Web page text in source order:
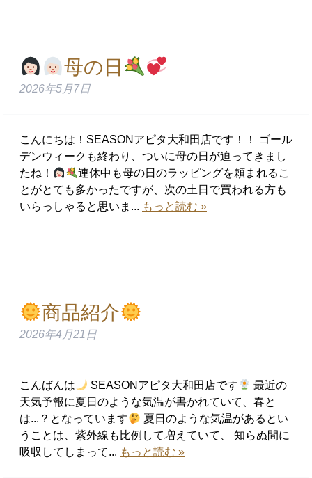
母の日
2026年5月7日
こんにちは！SEASONアピタ大和田店です！！ ゴール
デンウィークも終わり、ついに母の日が迫ってきまし
たね！
連休中も母の日のラッピングを頼まれるこ
とがとても多かったですが、次の土日で買われる方も
いらっしゃると思いま... もっと読む »
商品紹介
2026年4月21日
こんばんは SEASONアピタ大和田店です
最近の
天気予報に夏日のような気温が書かれていて、春と
は...？となっています
夏日のような気温があるとい
うことは、紫外線も比例して増えていて、 知らぬ間に
吸収してしまって... もっと読む »